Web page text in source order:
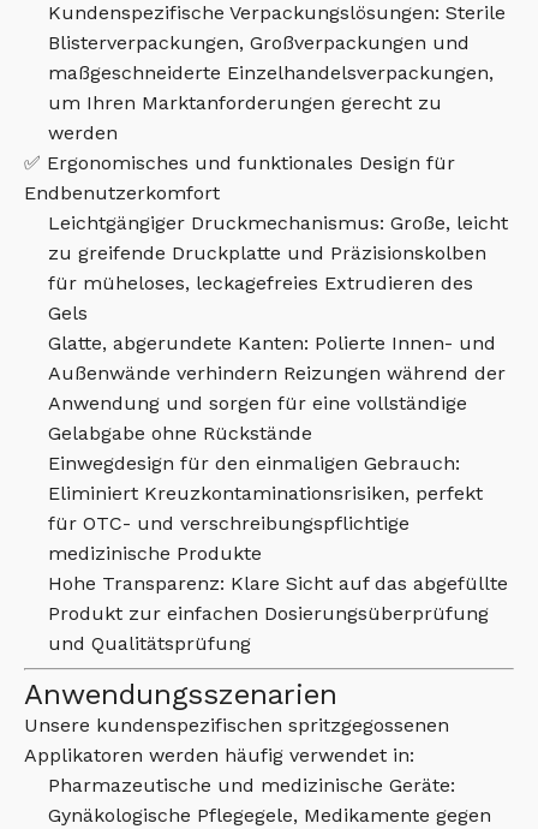
Kundenspezifische Verpackungslösungen: Sterile
Blisterverpackungen, Großverpackungen und
maßgeschneiderte Einzelhandelsverpackungen,
um Ihren Marktanforderungen gerecht zu
werden
✅ Ergonomisches und funktionales Design für
Endbenutzerkomfort
Leichtgängiger Druckmechanismus: Große, leicht
zu greifende Druckplatte und Präzisionskolben
für müheloses, leckagefreies Extrudieren des
Gels
Glatte, abgerundete Kanten: Polierte Innen- und
Außenwände verhindern Reizungen während der
Anwendung und sorgen für eine vollständige
Gelabgabe ohne Rückstände
Einwegdesign für den einmaligen Gebrauch:
Eliminiert Kreuzkontaminationsrisiken, perfekt
für OTC- und verschreibungspflichtige
medizinische Produkte
Hohe Transparenz: Klare Sicht auf das abgefüllte
Produkt zur einfachen Dosierungsüberprüfung
und Qualitätsprüfung
Anwendungsszenarien
Unsere kundenspezifischen spritzgegossenen
Applikatoren werden häufig verwendet in:
Pharmazeutische und medizinische Geräte:
Gynäkologische Pflegegele, Medikamente gegen